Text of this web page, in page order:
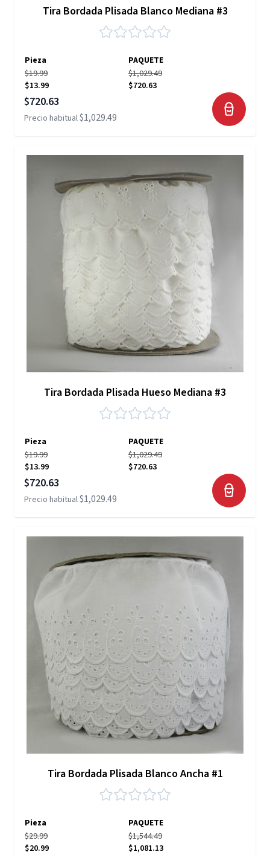
Tira Bordada Plisada Blanco Mediana #3
Pieza
PAQUETE
$19.99
$13.99
$1,029.49
$720.63
Precio especial
$720.63
Precio habitual$1,029.49
Tira Bordada Plisada Hueso Mediana #3
Pieza
PAQUETE
$19.99
$13.99
$1,029.49
$720.63
Precio especial
$720.63
Precio habitual$1,029.49
Tira Bordada Plisada Blanco Ancha #1
Pieza
PAQUETE
$29.99
$20.99
$1,544.49
$1,081.13